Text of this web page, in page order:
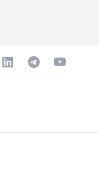
LinkedInTelegramYouTube